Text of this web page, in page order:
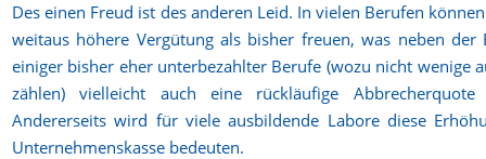
Des einen Freud ist des anderen Leid. In vielen Berufen
weitaus höhere Vergütung als bisher freuen, was neben
einiger bisher eher unterbezahlter Berufe (wozu nicht wenige
zählen) vielleicht auch eine rückläufige
Andererseits wird für viele ausbildende Labore diese
Unternehmenskasse bedeuten.